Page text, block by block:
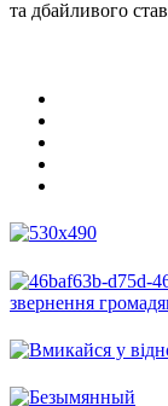
та дбайливого